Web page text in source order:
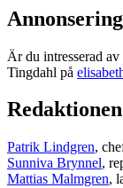
Annonsering
Är du intresserad
Tingdahl på
Redaktionen
Patrik Lindgren,
Sunniva Brynnel,
Mattias Malmgren,